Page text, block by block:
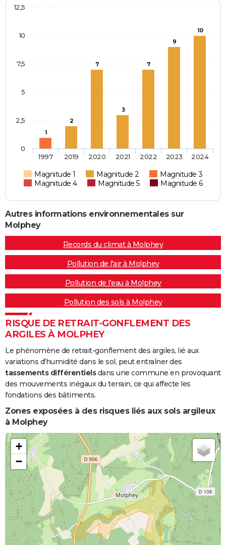
1
2
7
3
7
9
10
Magnitude 1 Magnitude 2
Magnitude 3
Magnitude 4
Magnitude 5 Magnitude 6
1997 2019 2020 2021 2022 2023 2024
0
2,5
5
7,5
10
12,5
Autres informations environnementales sur
Molphey
Records du climat à Molphey
Pollution de l'air à Molphey
Pollution de l'eau à Molphey
Pollution des sols à Molphey
RISQUE DE RETRAIT-GONFLEMENT DES
ARGILES À MOLPHEY
Le phénomène de retrait-gonflement des argiles, lié aux
variations d'humidité dans le sol, peut entraîner des
tassements différentielsdans une commune en provoquant
des mouvements inégaux du terrain, ce qui affecte les
fondations des bâtiments.
Zones exposées à des risques liés aux sols argileux
à Molphey
+
−